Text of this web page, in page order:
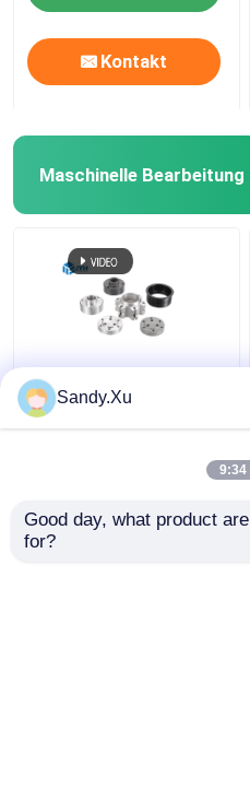
Kontakt
JYH Lieferant für CNC-
Bearbeitung mit
Sandy.Xu
9:34
Good day, what product
for?